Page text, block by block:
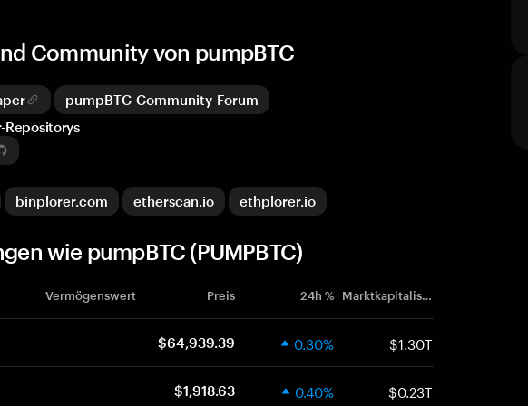
Community von pumpBTC
pumpBTC-Community-Forum
Repositorys
binplorer.com etherscan.io ethplorer.io
wie pumpBTC (PUMPBTC)
Vermögenswert Preis 24h % Marktkapitalisierung
$64,939.39 0.30% $1.30T
$1,918.63 0.40% $0.23T